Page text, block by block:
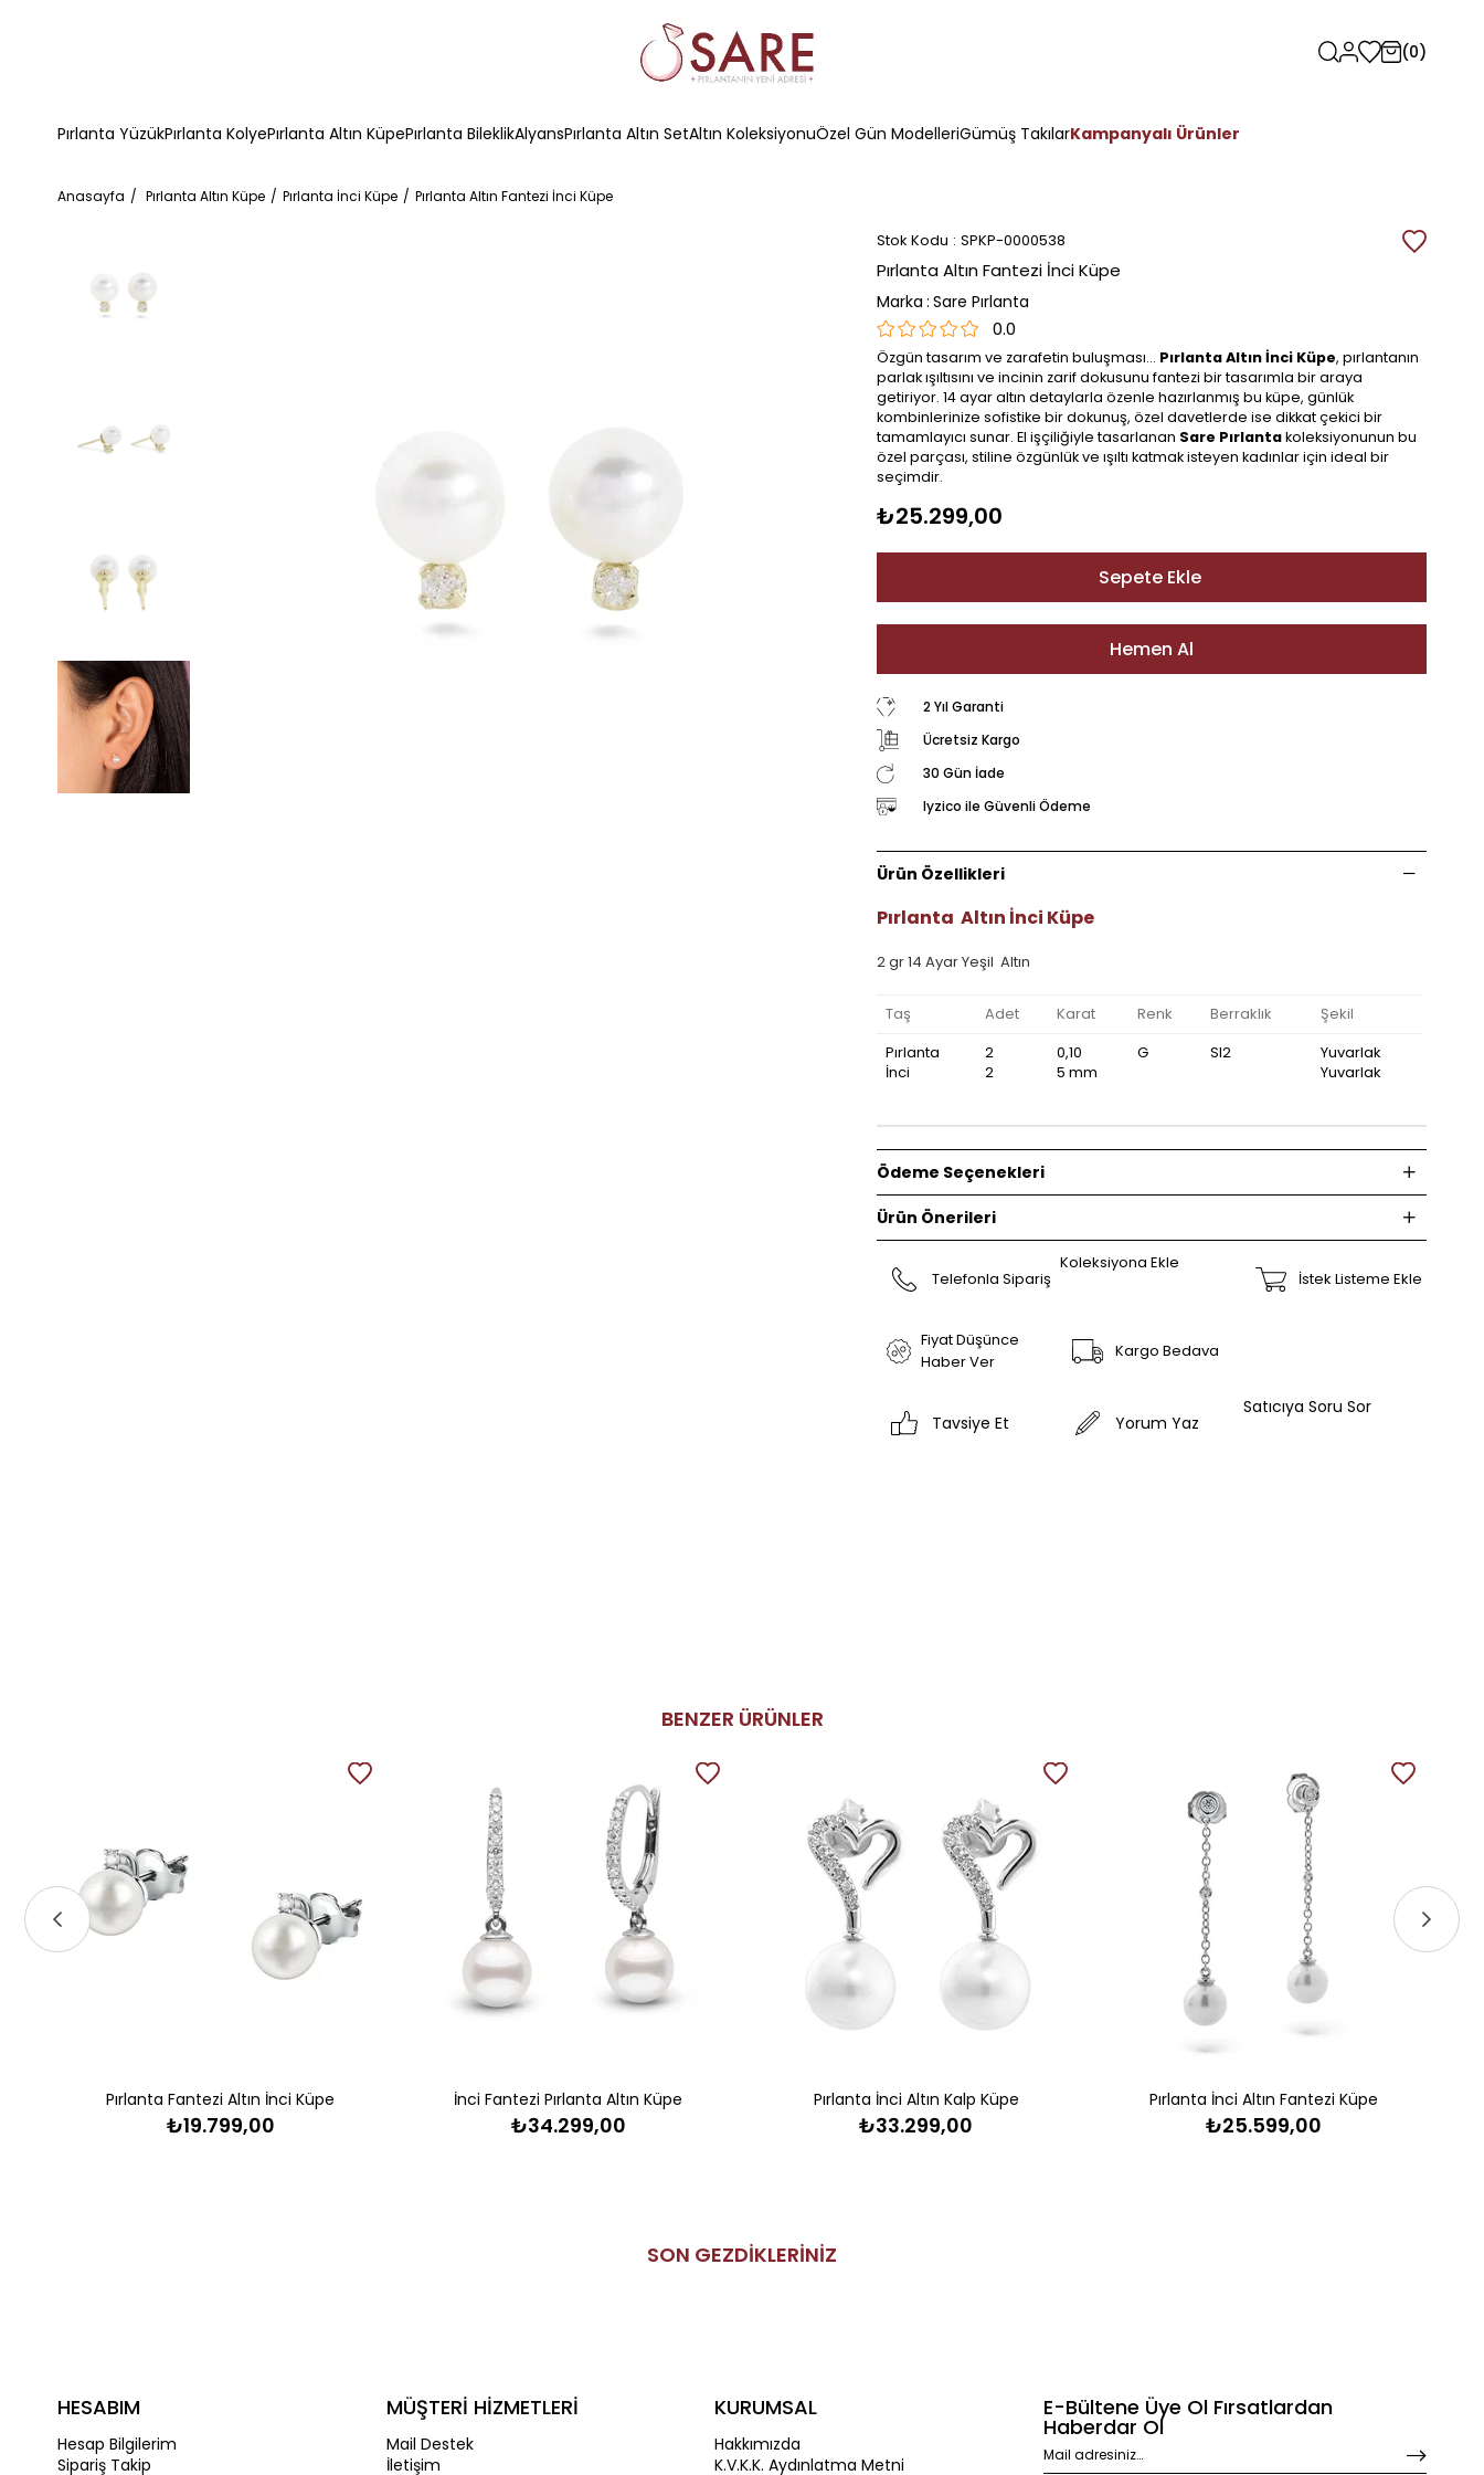
0
Pırlanta YüzükPırlanta KolyePırlanta Altın KüpePırlanta BileklikAlyansPırlanta Altın SetAltın KoleksiyonuÖzel Gün ModelleriGümüş TakılarKampanyalı Ürünler
Anasayfa Pırlanta Altın Küpe Pırlanta İnci Küpe Pırlanta Altın Fantezi İnci Küpe
Stok Kodu SPKP-0000538
Pırlanta Altın Fantezi İnci Küpe
Marka : Sare Pırlanta
0.0
Özgün tasarım ve zarafetin buluşması… Pırlanta Altınİnci Küpe, pırlantanın
parlak ışıltısını ve incinin zarif dokusunu fantezi bir tasarımla bir araya
getiriyor. 14 ayar altın detaylarla özenle hazırlanmış bu küpe, günlük
kombinlerinize sofistike bir dokunuş, özel davetlerde ise dikkat çekici bir
tamamlayıcı sunar. El işçiliğiyle tasarlanan Sare Pırlantakoleksiyonunun bu
özel parçası, stiline özgünlük ve ışıltı katmak isteyen kadınlar için ideal bir
seçimdir.
₺25.299,00
2 Yıl Garanti
Ücretsiz Kargo
30 Gün İade
Iyzico ile Güvenli Ödeme
Ürün Özellikleri
Pırlanta Altın İnci Küpe
2 gr 14 Ayar Yeşil Altın
Taş Adet Karat Renk Berraklık
Şekil
Pırlanta
İnci
2
2
0,10
5 mm
G SI2
Yuvarlak
Yuvarlak
Ödeme Seçenekleri
Ürün Önerileri
Telefonla Sipariş
Koleksiyona Ekle
İstek Listeme Ekle
Fiyat Düşünce
Haber Ver
Kargo Bedava
Tavsiye Et Yorum Yaz
Satıcıya Soru Sor
BENZER ÜRÜNLER
Pırlanta Fantezi Altın İnci Küpe
₺19.799,00
İnci Fantezi Pırlanta Altın Küpe
₺34.299,00
Pırlanta İnci Altın Kalp Küpe
₺33.299,00
Pırlanta İnci Altın Fantezi Küpe
₺25.599,00
SON GEZDİKLERİNİZ
HESABIM
Hesap Bilgilerim
Sipariş Takip
MÜŞTERİ HİZMETLERİ
Mail Destek
İletişim
KURUMSAL
Hakkımızda
K.V.K.K. Aydınlatma Metni
E-Bültene Üye Ol Fırsatlardan
Haberdar Ol